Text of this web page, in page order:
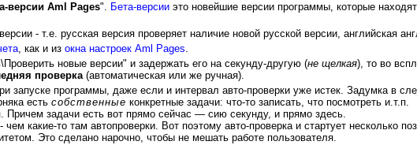
версии Aml Pages". Бета-версии это новейшие версии программы, которые
- т.е. русская версия проверяет наличие новой русской версии, английская
, как и из окна настроек Aml Pages.
новые версии" и задержать его на секунду-другую (не щелкая), то во
проверка(автоматическая или же ручная).
запуске программы, даже если и интервал авто-проверки уже истек. Задумка в
есть собственные конкретные задачи: что-то записать, что посмотреть и.т.п.
Причем задачи есть вот прямо сейчас — сию секунду, и прямо здесь.
какие-то там автопроверки. Вот поэтому авто-проверка и стартует несколько
Это сделано нарочно, чтобы не мешать работе пользователя.